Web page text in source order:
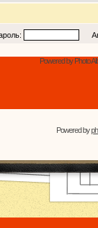
Powered by Photo
Powered by